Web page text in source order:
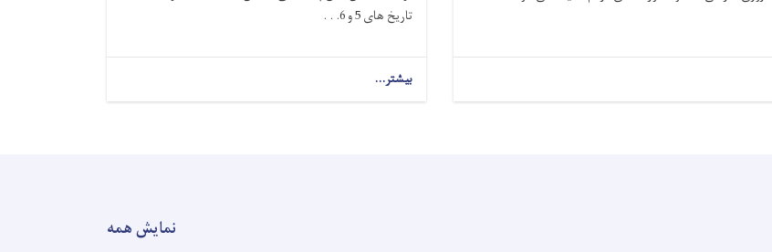
تاریخ های 5 و 6. . .
بیشتر...
نمایش همه